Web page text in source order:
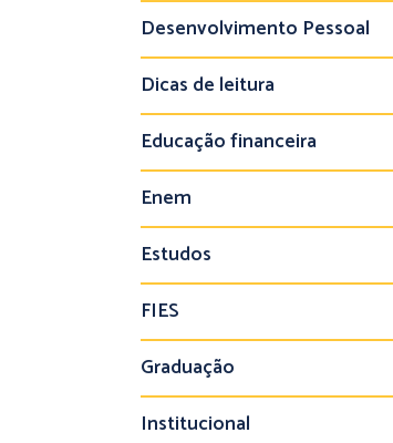
Desenvolvimento Pessoal
Dicas de leitura
Educação financeira
Enem
Estudos
FIES
Graduação
Institucional